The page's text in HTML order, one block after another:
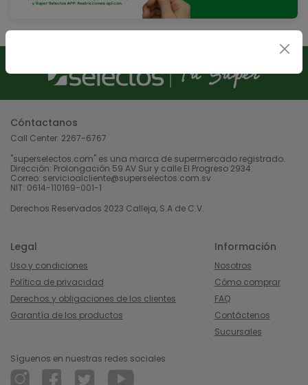
Cóntactanos
Call Center: 2267-6767
"superselectos.com" es una marca de supermercado registrado.
Dirección: Prolongación 59 AV Sur y calle El Progreso 2934.
Correo: servicioalcliente@superselectos.com.sv
NIT: 0614-110169-001-1
Derechos Reservados 2023 Calleja, S.A de C.V.
Legal
Uso y condiciones
Política de privacidad
Derechos y obligaciones de los clientes
Garantía de los productos
Información
Nosotros
Cómo comprar
FAQ
Contáctenos
Sucursales
Síguenos en nuestras redes sociales